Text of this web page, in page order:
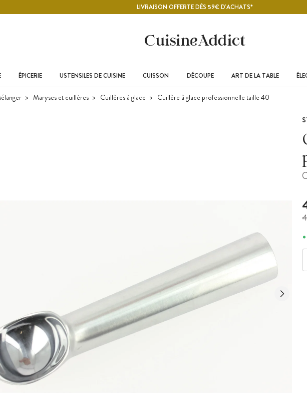
LIVRAISON OFFERTE DÈS 59€ D'ACHATS*
ÉPICERIE USTENSILES DE CUISINE CUISSON DÉCOUPE ART DE LA TABLE
Maryses et cuillères Cuillères à glace Cuillère à glace professionnelle taille 40